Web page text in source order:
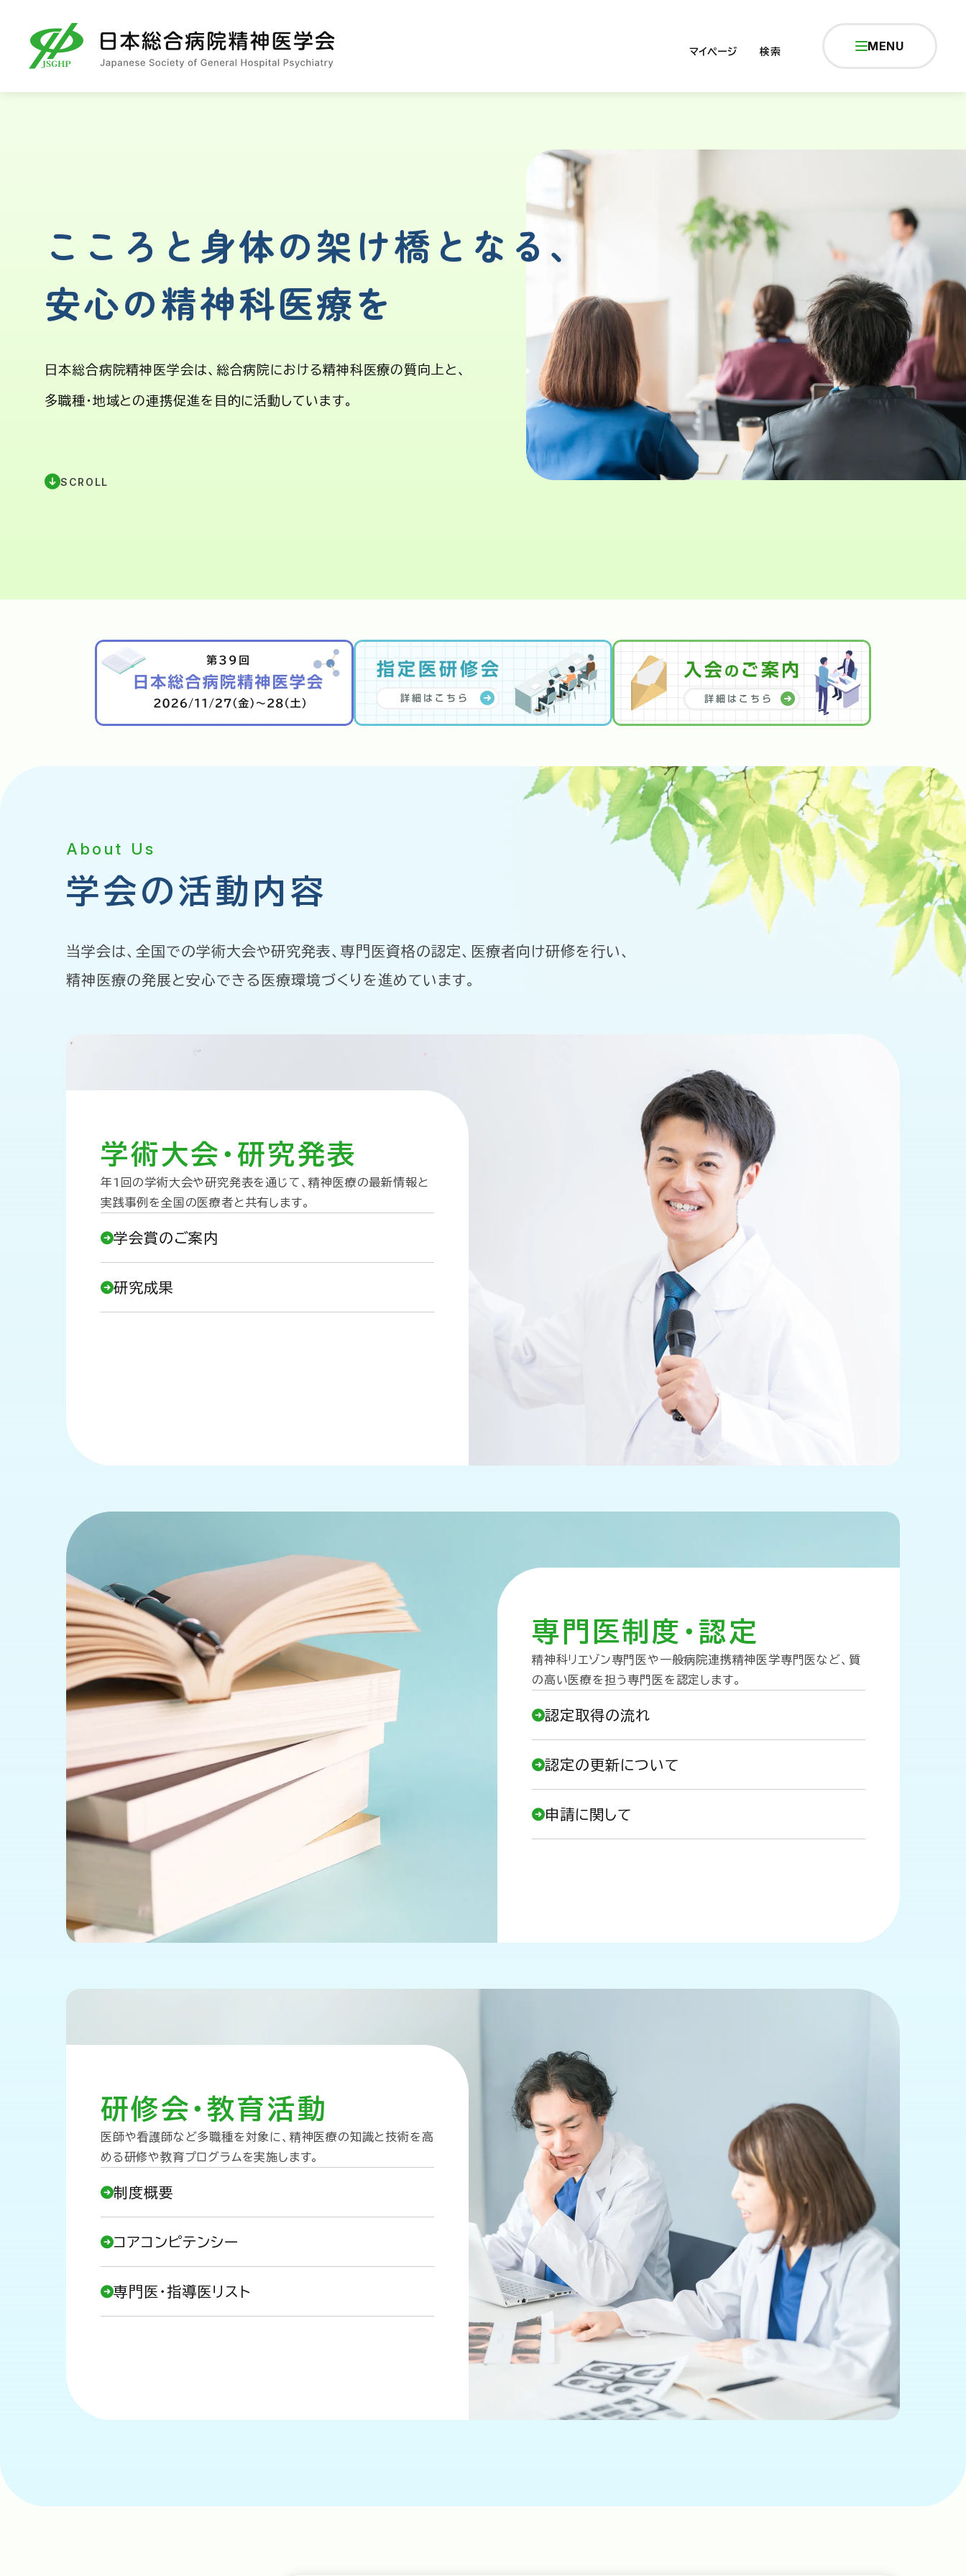
マイページ 検索 MENU
こころと身体の架け橋となる、
安心の精神科医療を
日本総合病院精神医学会は、総合病院における精神科医療の質向上と、
多職種・地域との連携促進を目的に活動しています。
SCROLL
About Us
学会の活動内容
当学会は、全国での学術大会や研究発表、専門医資格の認定、医療者向け研修を行い、
精神医療の発展と安心できる医療環境づくりを進めています。
学術大会・研究発表
年1回の学術大会や研究発表を通じて、精神医療の最新情報と
実践事例を全国の医療者と共有します。
学会賞のご案内
研究成果
専門医制度・認定
精神科リエゾン専門医や一般病院連携精神医学専門医など、質
の高い医療を担う専門医を認定します。
認定取得の流れ
認定の更新について
申請に関して
研修会・教育活動
医師や看護師など多職種を対象に、精神医療の知識と技術を高
める研修や教育プログラムを実施します。
制度概要
コアコンピテンシー
専門医・指導医リスト